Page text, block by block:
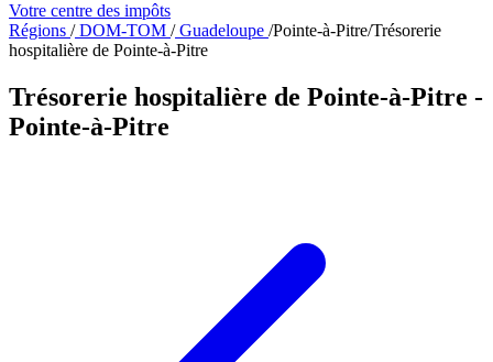
Votre centre des impôts
Régions /DOM-TOM /Guadeloupe /Pointe-à-Pitre/Trésorerie
hospitalière de Pointe-à-Pitre
Trésorerie hospitalière de Pointe-à-Pitre -
Pointe-à-Pitre